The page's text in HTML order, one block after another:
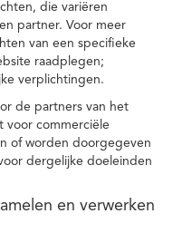
die variëren
partner. Voor meer
van een specifieke
raadplegen;
verplichtingen.
de partners van het
voor commerciële
of worden doorgegeven
dergelijke doeleinden
en verwerken